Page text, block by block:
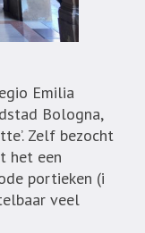
Emilia
Bologna,
Zelf bezocht
het een
portieken (i
veel